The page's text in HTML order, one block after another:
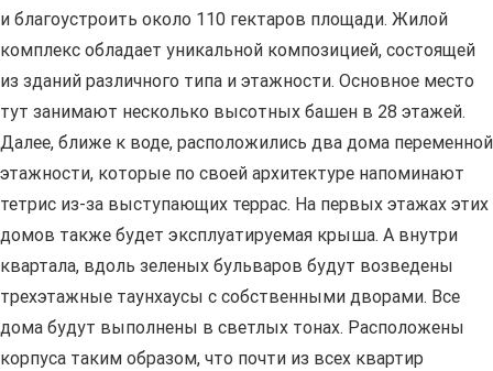
и благоустроить около 110 гектаров площади. Жилой
комплекс обладает уникальной композицией, состоящей
из зданий различного типа и этажности. Основное место
тут занимают несколько высотных башен в 28 этажей.
Далее, ближе к воде, расположились два дома переменной
этажности, которые по своей архитектуре напоминают
тетрис из-за выступающих террас. На первых этажах этих
домов также будет эксплуатируемая крыша. А внутри
квартала, вдоль зеленых бульваров будут возведены
трехэтажные таунхаусы с собственными дворами. Все
дома будут выполнены в светлых тонах. Расположены
корпуса таким образом, что почти из всех квартир